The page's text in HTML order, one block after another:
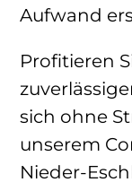
Aufwand
Profitieren
sich ohne
unserem
Nieder-